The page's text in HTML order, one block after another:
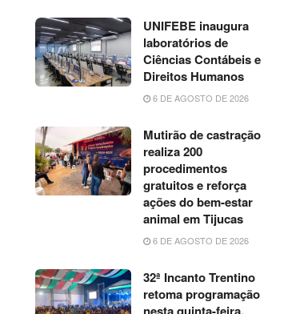
UNIFEBE inaugura
laboratórios de
Ciências Contábeis e
Direitos Humanos
6 DE AGOSTO DE 2026
Mutirão de castração
realiza 200
procedimentos
gratuitos e reforça
ações do bem-estar
animal em Tijucas
6 DE AGOSTO DE 2026
32ª Incanto Trentino
retoma programação